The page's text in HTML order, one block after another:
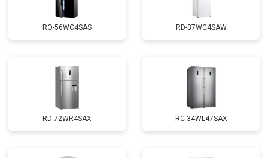
RQ-56WC4SAS RD-37WC4SAW
RD-72WR4SAX RС-34WL47SAX